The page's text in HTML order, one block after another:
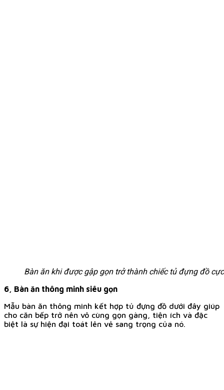
Bàn ăn khi được gập gọn trở thành chiếc tủ đựng đồ
6, Bàn ăn thông minh siêu gọn
Mẫu bàn ăn thông minh kết hợp tủ đựng đồ dưới đây giúp
cho căn bếp trở nên vô cùng gọn gàng, tiện ích và đặc
biệt là sự hiện đại toát lên vẻ sang trọng của nó.